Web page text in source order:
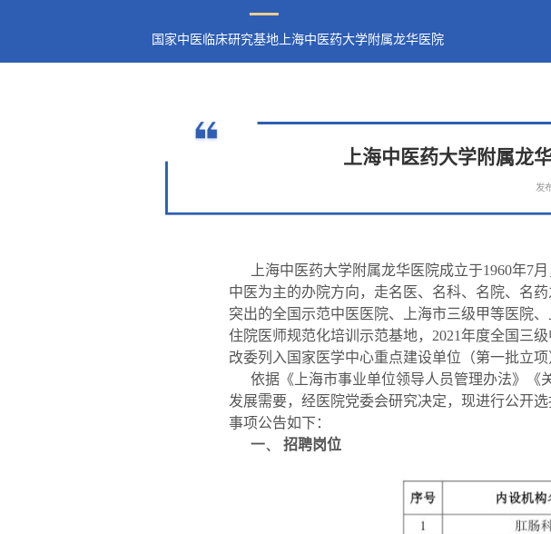
国家中医临床研究基地上海中医药大学附属龙华医院
上海中医药大学附属龙
发
上海中医药大学附属龙华医院成立于1960年7月
中医为主的办院方向，走名医、名科、名院、名
突出的全国示范中医医院、上海市三级甲等医院
住院医师规范化培训示范基地， 2021年度全国三级
改委列入国家医学中心重点建设单位（第一批立项
依据《上海市事业单位领导人员管理办法》《
发展需要，经医院党委会研究决定，现进行公开
事项公告如下：
一、 招聘岗位